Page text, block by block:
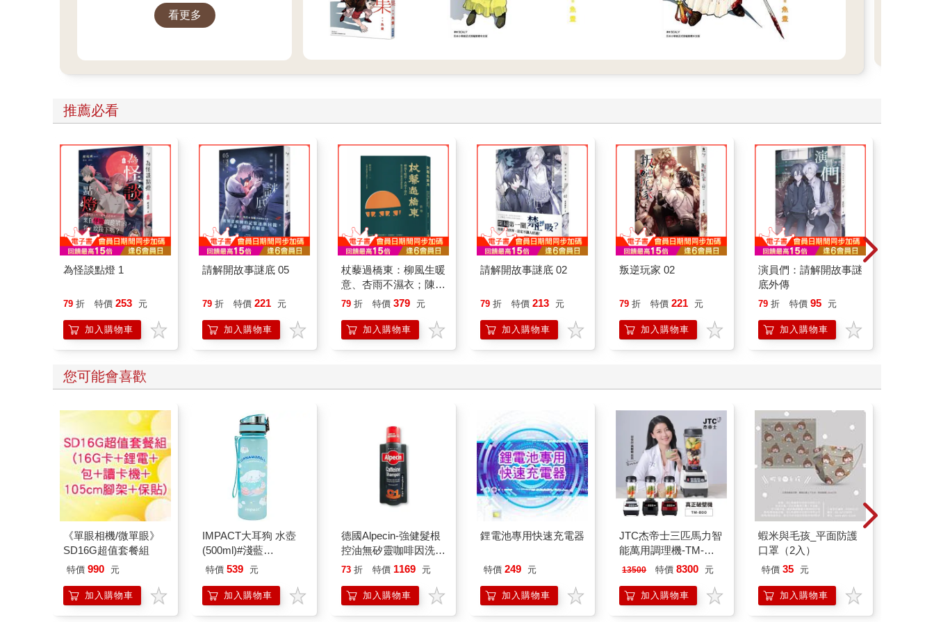
看更多
推薦必看
為怪談點燈 1
79 折 特價 253 元
加入購物車
請解開故事謎底 05
79 折 特價 221 元
加入購物車
杖藜過橋東：柳風生暖
意、杏雨不濕衣；陳亮
恭談以心轉境的適齡漫
79 折 特價 379 元
加入購物車
請解開故事謎底 02
79 折 特價 213 元
加入購物車
叛逆玩家 02
79 折 特價 221 元
加入購物車
演員們：請解開故事謎
底外傳
79 折 特價 95 元
加入購物車
您可能會喜歡
《單眼相機/微單眼》
SD16G超值套餐組
特價 990 元
加入購物車
IMPACT大耳狗 水壺
(500ml)#淺藍
IMCMB01LB
特價 539 元
加入購物車
德國Alpecin-強健髮根
控油無矽靈咖啡因洗髮
凝露375ml/瓶-C1強健
調理頭皮洗髮液/0矽靈
滋潤洗頭髮水/一般髮
73 折 特價 1169 元
加入購物車
鋰電池專用快速充電器
特價 249 元
加入購物車
JTC杰帝士三匹馬力智
能萬用調理機-TM-
800-黑-公司貨(真正破
13500 特價 8300 元
加入購物車
蝦米與毛孩_平面防護
口罩（2入）
特價 35 元
加入購物車